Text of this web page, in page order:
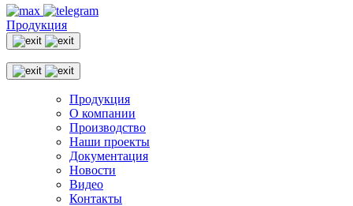
Продукция
Продукция
О компании
Производство
Наши проекты
Документация
Новости
Видео
Контакты